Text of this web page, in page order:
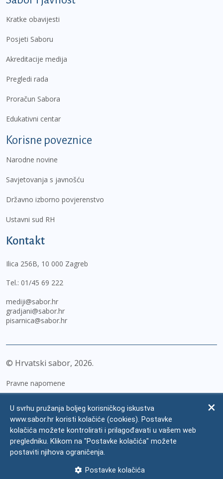
Kratke obavijesti
Posjeti Saboru
Akreditacije medija
Pregledi rada
Proračun Sabora
Edukativni centar
Korisne poveznice
Narodne novine
Savjetovanja s javnošću
Državno izborno povjerenstvo
Ustavni sud RH
Kontakt
Ilica 256B, 10 000 Zagreb
Tel.: 01/45 69 222
mediji@sabor.hr
gradjani@sabor.hr
pisarnica@sabor.hr
© Hrvatski sabor, 2026
Pravne napomene
Zaštita osobnih podataka
Impressum
Česta pitanja
U svrhu pružanja boljeg korisničkog iskustva
www.sabor.hr koristi kolačiće (cookies). Postavke
kolačića možete kontrolirati i prilagođavati u vašem web
pregledniku. Klikom na "Postavke kolačića" možete
postaviti njihova ograničenja.
Postavke kolačića